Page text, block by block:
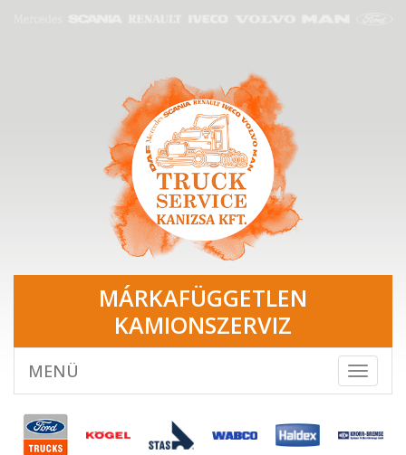
MÁRKAFÜGGETLEN
KAMIONSZERVIZ
Toggle
MENÜ